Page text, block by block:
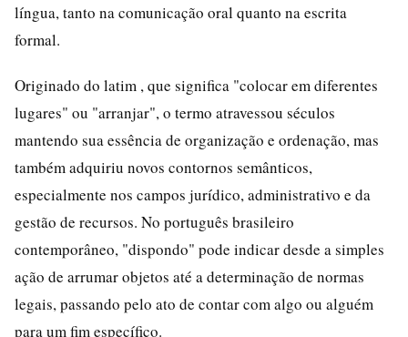
língua, tanto na comunicação oral quanto na escrita
formal.
Originado do latim , que significa "colocar em diferentes
lugares" ou "arranjar", o termo atravessou séculos
mantendo sua essência de organização e ordenação, mas
também adquiriu novos contornos semânticos,
especialmente nos campos jurídico, administrativo e da
gestão de recursos. No português brasileiro
contemporâneo, "dispondo" pode indicar desde a simples
ação de arrumar objetos até a determinação de normas
legais, passando pelo ato de contar com algo ou alguém
para um fim específico.